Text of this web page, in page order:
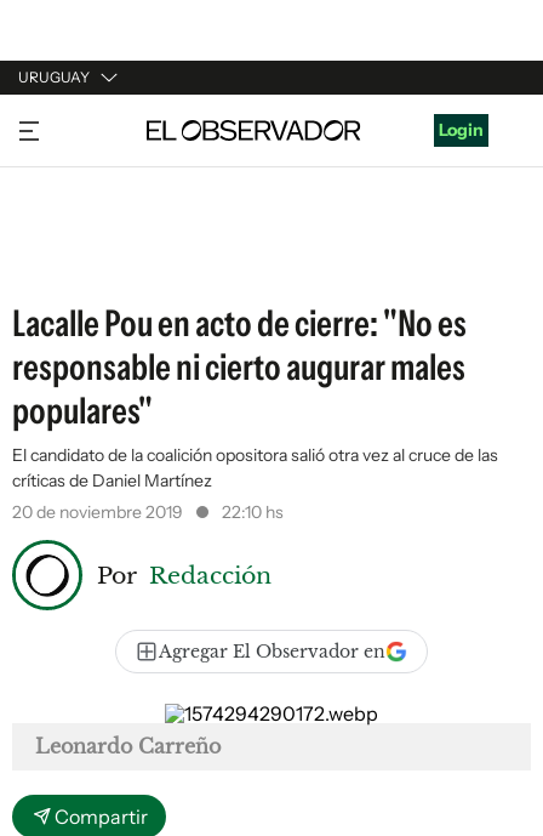
URUGUAY
URUGUAY
ARGENTINA
Login
Lacalle Pou en acto de cierre: "No es
responsable ni cierto augurar males
populares"
El candidato de la coalición opositora salió otra vez al cruce de las
críticas de Daniel Martínez
20 de noviembre 2019
22:10 hs
Por Redacción
Agregar El Observador en
Leonardo Carreño
Compartir